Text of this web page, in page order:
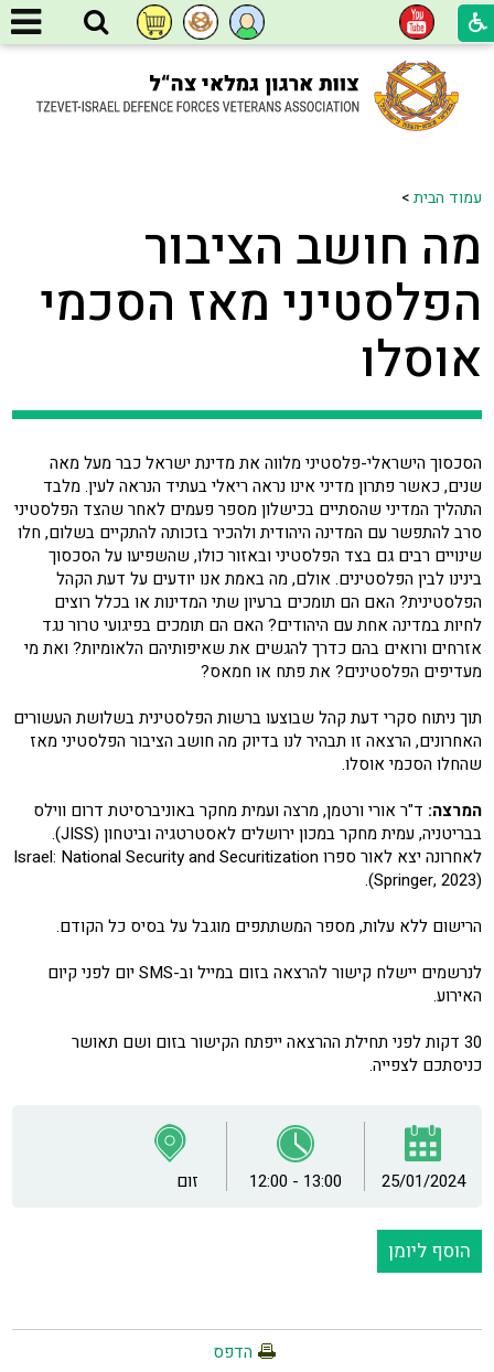
עמוד הבית>
מה חושב הציבור
הפלסטיני מאז הסכמי
אוסלו
הסכסוך הישראלי-פלסטיני מלווה את מדינת ישראל כבר מעל מאה
שנים, כאשר פתרון מדיני אינו נראה ריאלי בעתיד הנראה לעין. מלבד
התהליך המדיני שהסתיים בכישלון מספר פעמים לאחר שהצד הפלסטיני
סרב להתפשר עם המדינה היהודית ולהכיר בזכותה להתקיים בשלום, חלו
שינויים רבים גם בצד הפלסטיני ובאזור כולו, שהשפיעו על הסכסוך
בינינו לבין הפלסטינים. אולם, מה באמת אנו יודעים על דעת הקהל
הפלסטינית? האם הם תומכים ברעיון שתי המדינות או בכלל רוצים
לחיות במדינה אחת עם היהודים? האם הם תומכים בפיגועי טרור נגד
אזרחים ורואים בהם כדרך להגשים את שאיפותיהם הלאומיות? ואת מי
מעדיפים הפלסטינים? את פתח או חמאס?
תוך ניתוח סקרי דעת קהל שבוצעו ברשות הפלסטינית בשלושת העשורים
האחרונים, הרצאה זו תבהיר לנו בדיוק מה חושב הציבור הפלסטיני מאז
שהחלו הסכמי אוסלו.
המרצה: ד"ר אורי ורטמן, מרצה ועמית מחקר באוניברסיטת דרום ווילס
בבריטניה, עמית מחקר במכון ירושלים לאסטרטגיה וביטחון (JISS).
לאחרונה יצא לאור ספרו Israel: National Security and Securitization
(Springer, 2023).
הרישום ללא עלות, מספר המשתתפים מוגבל על בסיס כל הקודם.
לנרשמים יישלח קישור להרצאה בזום במייל וב-SMS יום לפני קיום
האירוע.
30 דקות לפני תחילת ההרצאה ייפתח הקישור בזום ושם תאושר
כניסתכם לצפייה.
25/01/2024
12:00 - 13:00 זום
הוסף ליומן
הדפס